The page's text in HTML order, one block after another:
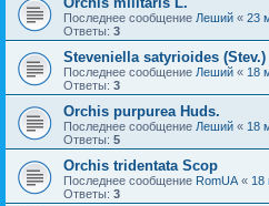
Последнее сообщение Леший « 23
Ответы: 3
Steveniella satyrioides (Stev.)
Последнее сообщение Леший « 18
Ответы: 3
Orchis purpurea Huds.
Последнее сообщение Леший « 18
Ответы: 5
Orchis tridentata Scop
Последнее сообщение RomUA « 18
Ответы: 3